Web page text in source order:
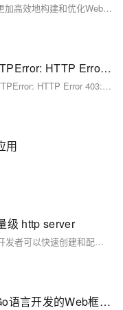
通过掌握这些基础知识和技术，开发者可以更加高效地构建和优化Web应用，提供更好的用户体验和系统性能。
【Python】已解决：urllib.error.HTTPError: HTTP Error 403: Forbidden
通过上述方法，可以有效解决 `urllib.error.HTTPError: HTTP Error 403: Forbidden` 错误。具体选择哪种方法取决于服务器对请求的限制。通常情况下，添加用户代理和模拟浏览器请求是最常见且有效的解决方案。
用
级 http server
使用 **HTTP::Server::Simple** 模块，Perl 开发者可以快速创建和配置一个轻量级的HTTP服务器。通过继承和扩展 `handle_request` 方法，可以实现复杂的请求处理逻辑。结合日志记录功能，可以更好地监控服务器运行情况。无论是用于开发测试还是简单的生产环境应用，这种轻量级解决方案都能提供很好的支持。
【GoGin】（1）上手Go Gin 基于Go语言开发的Web框架，本文介绍了各种路由的配置信息；包含各场景下请求参数的基本传入接收